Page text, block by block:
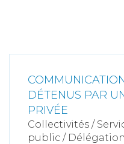
DÉTENUS PAR
PRIVÉE
Collectivités /
public /